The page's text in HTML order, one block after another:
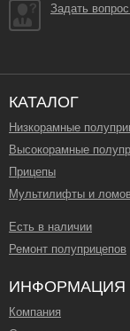
Задать
КАТАЛОГ
Низкорамные
Высокорамные
Прицепы
Мультилифты и
Есть в наличии
Ремонт полуприцепов
ИНФОРМАЦИЯ
Компания